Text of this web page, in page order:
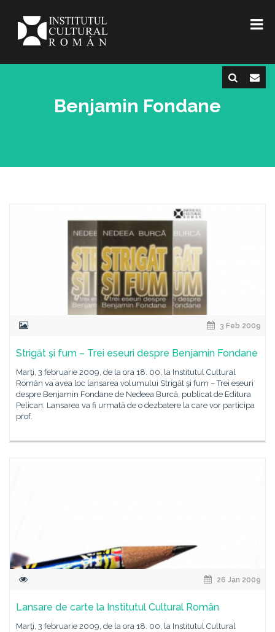
Benjamin Fondane
3 Feb 2009
Strigăt şi fum – Trei eseuri despre Benjamin Fondane
Marţi, 3 februarie 2009, de la ora 18. 00, la Institutul Cultural
Român va avea loc lansarea volumului Strigăt şi fum – Trei eseuri
despre Benjamin Fondane de Nedeea Burcă, publicat de Editura
Pelican. Lansarea va fi urmată de o dezbatere la care vor participa
prof.
26 Jan 2009
Lansare de carte la Institutul Cultural Român
Marţi, 3 februarie 2009, de la ora 18. 00, la Institutul Cultural